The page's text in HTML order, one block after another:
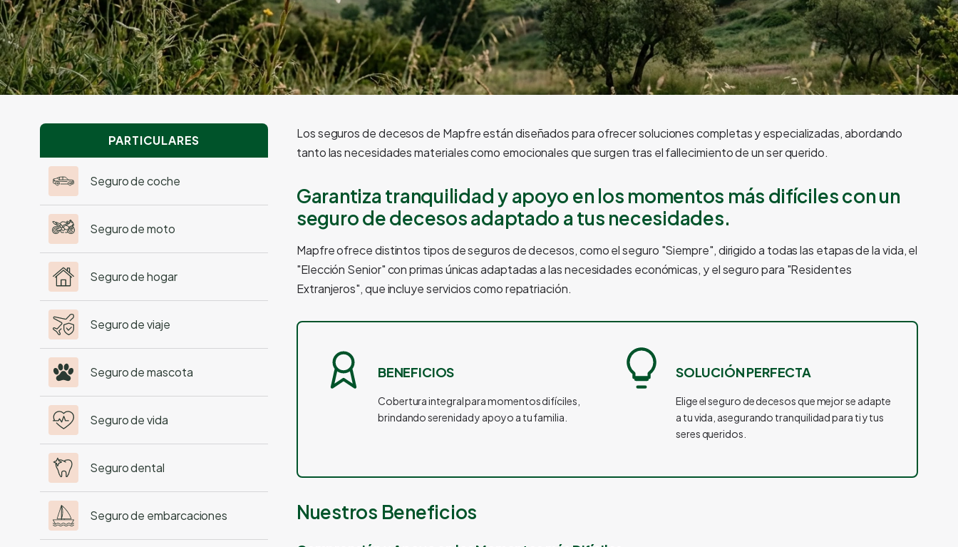
PARTICULARES
Seguro de coche
Seguro de moto
Seguro de hogar
Seguro de viaje
Seguro de mascota
Seguro de vida
Seguro dental
Seguro de embarcaciones
Los seguros de decesos de Mapfre están diseñados para ofrecer soluciones completas y especializadas, abordando
tanto las necesidades materiales como emocionales que surgen tras el fallecimiento de un ser querido.
Garantiza tranquilidad y apoyo en los momentos más difíciles con un
seguro de decesos adaptado a tus necesidades.
Mapfre ofrece distintos tipos de seguros de decesos, como el seguro "Siempre", dirigido a todas las etapas de la vida, el
"Elección Senior" con primas únicas adaptadas a las necesidades económicas, y el seguro para "Residentes
Extranjeros", que incluye servicios como repatriación.
BENEFICIOS
Cobertura integral para momentos difíciles,
brindando serenidad y apoyo a tu familia.
SOLUCIÓN PERFECTA
Elige el seguro de decesos que mejor se adapte
a tu vida, asegurando tranquilidad para ti y tus
seres queridos.
Nuestros Beneficios